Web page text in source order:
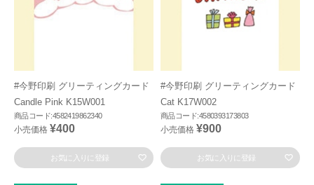
#今野印刷 グリーティングカード
Candle Pink K15W001
商品コード:4582419862340
小売価格 ¥400
お気に入りに登録
#今野印刷 グリーティングカード
Cat K17W002
商品コード:4580393173803
小売価格 ¥900
お気に入りに登録